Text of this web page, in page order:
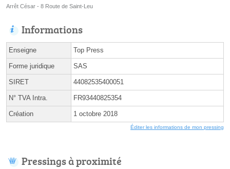
Arrêt César - 8 Route de Saint-Leu
Informations
Enseigne Top Press
Forme juridique SAS
SIRET 44082535400051
N° TVA Intra. FR93440825354
Création 1 octobre 2018
Éditer les informations de mon pressing
Pressings à proximité